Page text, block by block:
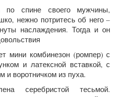
по спине своего мужчины,
нежно потритесь об него –
наслаждения. Тогда и он
мини комбинезон (ромпер) с
и латексной вставкой, с
воротничком из пуха.
серебристой тесьмой.